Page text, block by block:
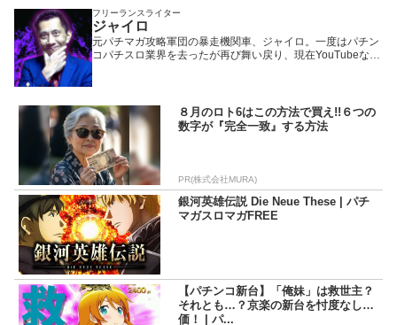
フリーランスライター
ジャイロ
元パチマガ攻略軍団の暴走機関車、ジャイロ。一度はパチン
コパチスロ業界を去ったが再び舞い戻り、現在YouTubeなど
ヤってる連中は俺に菓子折りの一つでも持って来いよ……。
８月のロト6はこの方法で買え!!６つの
数字が『完全一致』する方法
PR(株式会社MURA)
銀河英雄伝説 Die Neue These | パチ
マガスロマガFREE
【パチンコ新台】「俺妹」は救世主？
それとも…？京楽の新台を忖度なし評
価！ | パ...